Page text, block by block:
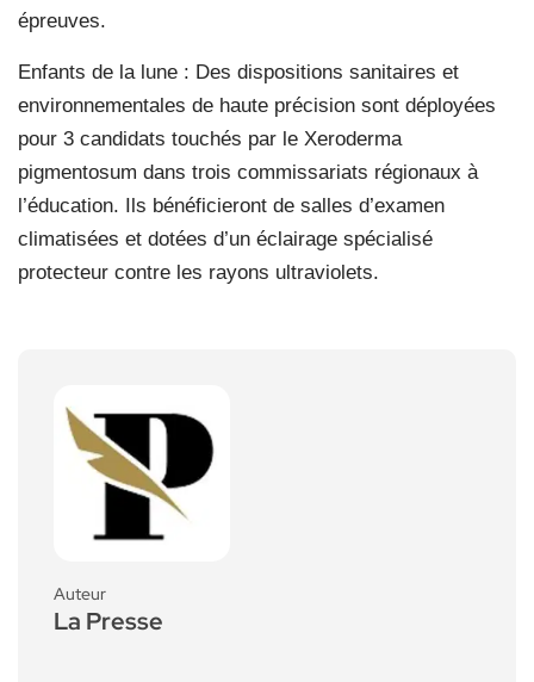
épreuves.
Enfants de la lune : Des dispositions sanitaires et
environnementales de haute précision sont déployées
pour 3 candidats touchés par le Xeroderma
pigmentosum dans trois commissariats régionaux à
l’éducation. Ils bénéficieront de salles d’examen
climatisées et dotées d’un éclairage spécialisé
protecteur contre les rayons ultraviolets.
Auteur
La Presse